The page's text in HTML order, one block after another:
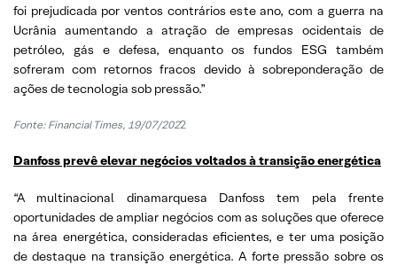
foi prejudicada por ventos contrários este ano, com a guerra na
Ucrânia aumentando a atração de empresas ocidentais de
petróleo, gás e defesa, enquanto os fundos ESG também
sofreram com retornos fracos devido à sobreponderação de
ações de tecnologia sob pressão.”
Fonte: Financial Times, 19/07/2022
Danfoss prevê elevar negócios voltados à transição energética
“A multinacional dinamarquesa Danfoss tem pela frente
oportunidades de ampliar negócios com as soluções que oferece
na área energética, consideradas eficientes, e ter uma posição
de destaque na transição energética. A forte pressão sobre os